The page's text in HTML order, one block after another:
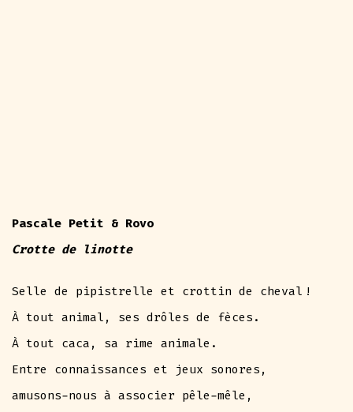
Pascale Petit & Rovo
Crotte de linotte
Selle de pipistrelle et crottin de cheval !
À tout animal, ses drôles de fèces.
À tout caca, sa rime animale.
Entre connaissances et jeux sonores,
amusons-nous à associer pêle-mêle,